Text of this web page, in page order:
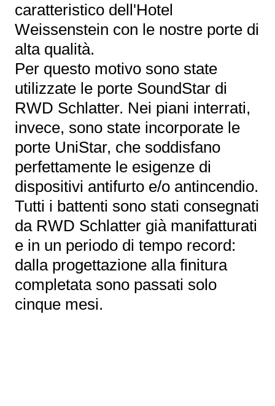
caratteristico dell'Hotel
Weissenstein con le nostre porte di
alta qualità.
Per questo motivo sono state
utilizzate le porte SoundStar di
RWD Schlatter. Nei piani interrati,
invece, sono state incorporate le
porte UniStar, che soddisfano
perfettamente le esigenze di
dispositivi antifurto e/o antincendio.
Tutti i battenti sono stati consegnati
da RWD Schlatter già manifatturati
e in un periodo di tempo record:
dalla progettazione alla finitura
completata sono passati solo
cinque mesi.